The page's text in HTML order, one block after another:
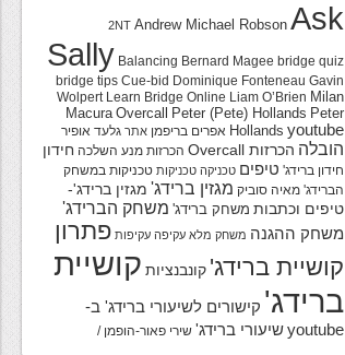
2NT Andrew Michael Robson Ask
Sally Balancing Bernard Magee bridge quiz
bridge tips Cue-bid Dominique Fonteneau Gavin
Wolpert Learn Bridge Online Liam O’Brien Milan
Macura Overcall Peter (Pete) Hollands Peter
Hollands youtube אפרים בריפמן אתר גלעד אופיר
הובלה הכרזות Overcall הכרזות מנע השלכה חידון
חידון ברידג' טיפים טכניקה טכניקות טכניקות במשחק
הברידג' מאיה סוביק מגזין ברידג' מגזין ברידג'-
טיפים וכתבות משחק ברידג' משחק הברידג'
משחק ההגנה משחק מלא עקיפה עקיפות פתרון
קושיית ברידג' קונבנציות קושיית
ברידג' קישורים לשיעורי ברידג' ב-
youtubeשיעורי ברידג' שירי פאור-הופמן /